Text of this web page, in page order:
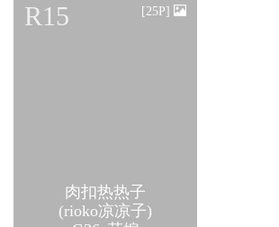
肉扣热热子
(rioko凉凉子)
R15 [25P]